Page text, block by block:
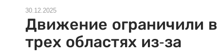
30.12.2025
Движение ограничили в
трех областях из-за